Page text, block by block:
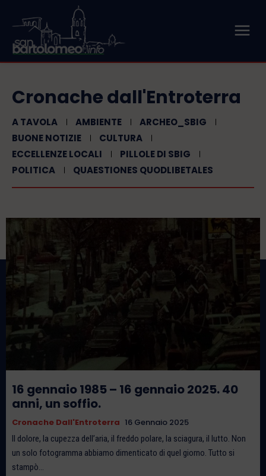
Cronache dall'Entroterra
A TAVOLA AMBIENTE
ARCHEO_SBIG
BUONE NOTIZIE
CULTURA
ECCELLENZE LOCALI
PILLOLE DI SBIG
POLITICA
QUAESTIONES QUODLIBETALES
16 gennaio 1985 – 16 gennaio 2025. 40
anni, un soffio.
Cronache Dall'Entroterra 16 Gennaio 2025
Il dolore, la cupezza dell’aria, il freddo polare, la sciagura, il lutto. Non
un solo fotogramma abbiamo dimenticato di quel giorno. Tutto si
stampò...